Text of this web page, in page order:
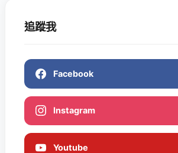
追蹤我
Facebook
Instagram
Youtube